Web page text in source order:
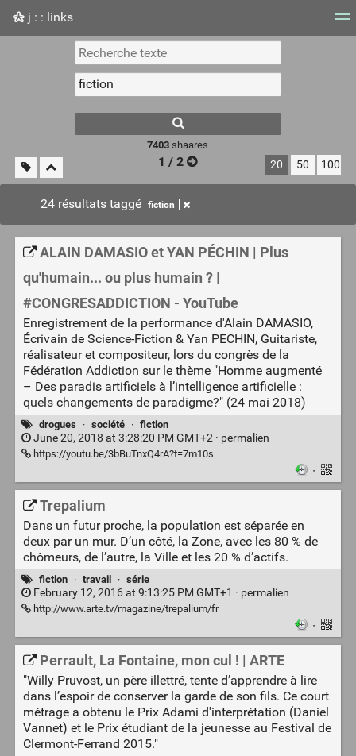
j : : links
Nuage de tags Mur d'images
7403 shaares
1 / 2 20 50 100
24 résultats taggé fiction
ALAIN DAMASIO et YAN PÉCHIN | Plus
qu'humain... ou plus humain ? |
#CONGRESADDICTION - YouTube
Enregistrement de la performance d'Alain DAMASIO,
Écrivain de Science-Fiction & Yan PECHIN, Guitariste,
réalisateur et compositeur, lors du congrès de la
Fédération Addiction sur le thème "Homme augmenté
– Des paradis artificiels à l’intelligence artificielle :
quels changements de paradigme?" (24 mai 2018)
drogues · société · fiction
June 20, 2018 at 3:28:20 PM GMT+2 · permalien
https://youtu.be/3bBuTnxQ4rA?t=7m10s
·
Trepalium
Dans un futur proche, la population est séparée en
deux par un mur. D’un côté, la Zone, avec les 80 % de
chômeurs, de l’autre, la Ville et les 20 % d’actifs.
fiction · travail · série
February 12, 2016 at 9:13:25 PM GMT+1 · permalien
http://www.arte.tv/magazine/trepalium/fr
·
Perrault, La Fontaine, mon cul ! | ARTE
"Willy Pruvost, un père illettré, tente d’apprendre à lire
dans l’espoir de conserver la garde de son fils. Ce court
métrage a obtenu le Prix Adami d'interprétation (Daniel
Vannet) et le Prix étudiant de la jeunesse au Festival de
Clermont-Ferrand 2015."